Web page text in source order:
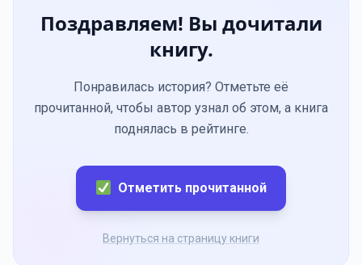
Поздравляем! Вы дочитали
книгу.
Понравилась история? Отметьте её
прочитанной, чтобы автор узнал об этом, а книга
поднялась в рейтинге.
Отметить прочитанной
Вернуться на страницу книги